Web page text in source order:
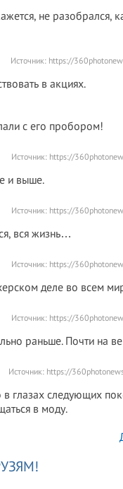
не разобрался,
Источник: https://
в акциях.
с его пробором!
Источник: https://
и выше.
Источник: https://
вся жизнь…
Источник: https://
деле во всем
Источник: https://
раньше. Почти на
Источник: https://
глазах следующих
в моду.